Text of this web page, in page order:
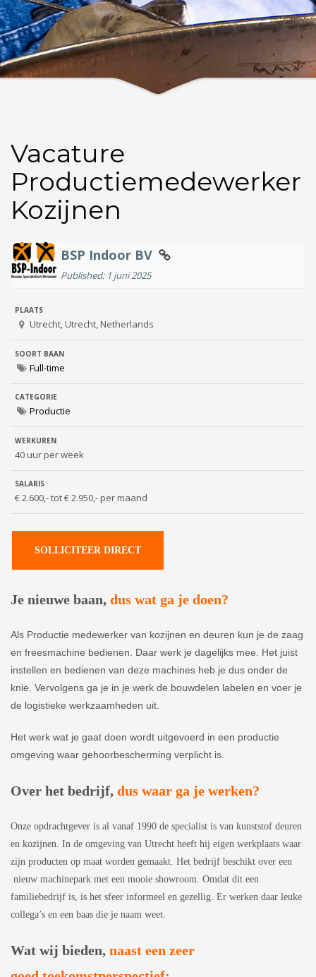
Vacature
Productiemedewerker
Kozijnen
BSP Indoor BV
Published: 1 juni 2025
PLAATS
Utrecht, Utrecht, Netherlands
SOORT BAAN
Full-time
CATEGORIE
Productie
WERKUREN
40 uur per week
SALARIS
€ 2.600,- tot € 2.950,- per maand
SOLLICITEER DIRECT
Je nieuwe baan, dus wat ga je doen?
Als Productie medewerker van kozijnen en deuren kun je de zaag
en freesmachine bedienen. Daar werk je dagelijks mee. Het juist
instellen en bedienen van deze machines heb je dus onder de
knie. Vervolgens ga je in je werk de bouwdelen labelen en voer je
de logistieke werkzaamheden uit.
Het werk wat je gaat doen wordt uitgevoerd in een productie
omgeving waar gehoorbescherming verplicht is.
Over het bedrijf, dus waar ga je werken?
Onze opdrachtgever is al vanaf 1990 de specialist is van kunststof deuren
en kozijnen. In de omgeving van Utrecht heeft hij eigen werkplaats waar
zijn producten op maat worden gemaakt. Het bedrijf beschikt over een
nieuw machinepark met een mooie showroom. Omdat dit een
familiebedrijf is, is het sfeer informeel en gezellig. Er werken daar leuke
collega’s en een baas die je naam weet.
Wat wij bieden, naast een zeer